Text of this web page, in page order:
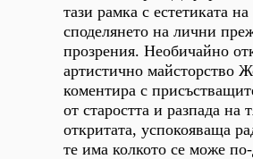
тази рамка с естетиката
споделянето на лични
прозрения. Необичайно
артистично майсторство
коментира с
от старостта и разпада на
откритата, успокояваща
те има колкото се може